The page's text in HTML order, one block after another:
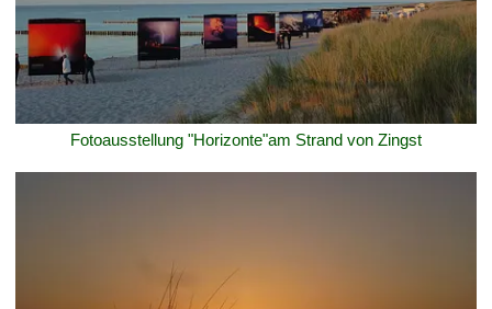
Fotoausstellung "Horizonte"am Strand von Zingst